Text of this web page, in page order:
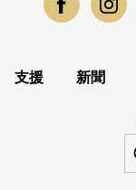
支援 新聞